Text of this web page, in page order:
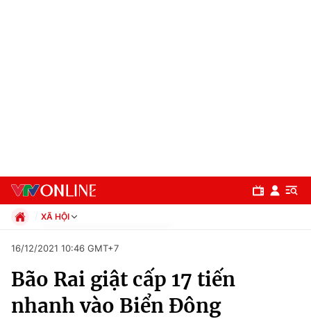
Chuyên mục
Chính trị
XÃ HỘI
Xã hội
Pháp luật
Thể thao
16/12/2021 10:46 GMT+7
Bão Rai giật cấp 17 tiến
nhanh vào Biển Đông